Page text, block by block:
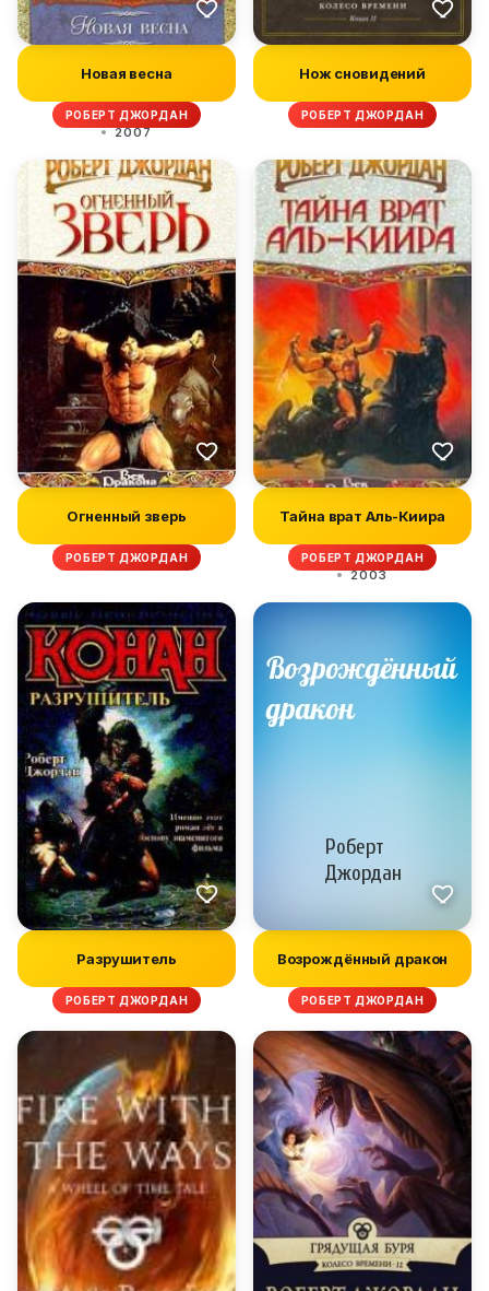
Новая весна
РОБЕРТ ДЖОРДАН
2007
Нож сновидений
РОБЕРТ ДЖОРДАН
Огненный зверь
РОБЕРТ ДЖОРДАН
Тайна врат Аль-Киира
РОБЕРТ ДЖОРДАН
2003
Разрушитель
РОБЕРТ ДЖОРДАН
Возрождённый дракон
РОБЕРТ ДЖОРДАН